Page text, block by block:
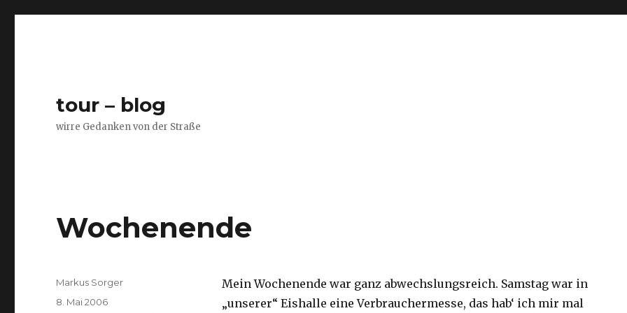
tour – blog
wirre Gedanken von der Straße
Wochenende
Mein Wochenende war ganz abwechslungsreich. Samstag war in
„unserer“ Eishalle eine Verbrauchermesse, das hab‘ ich mir mal
Autor
Markus Sorger
Veröffentlicht
8. Mai 2006